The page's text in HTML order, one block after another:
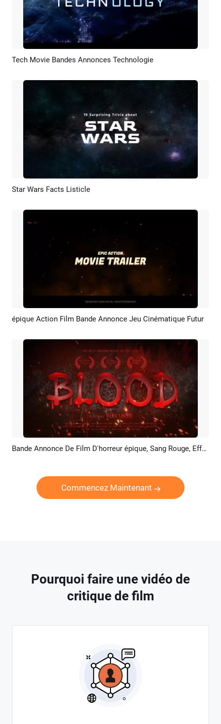
Aperçu Créer IA
Tech Movie Bandes Annonces Technologie
Aperçu
Star Wars Facts Listicle
Aperçu Créer IA
épique Action Film Bande Annonce Jeu Cinématique Futur
Aperçu Créer IA Bande Annonce De Film D'horreur épique, Sang Rouge, Effet De Texte, Zombie Et Vampire
Commencez Maintenant
Pourquoi faire une vidéo de
critique de film